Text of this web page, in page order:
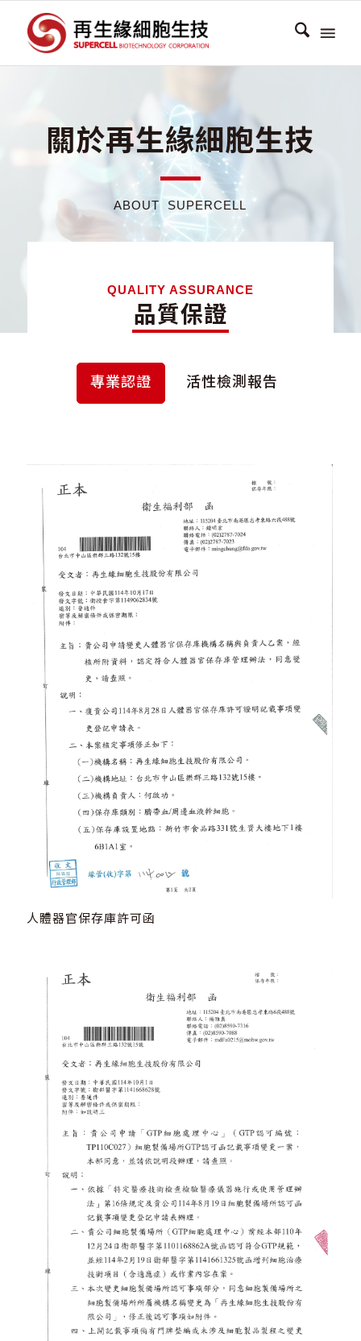
關於再生緣細胞生技
ABOUT SUPERCELL
QUALITY ASSURANCE
品質保證
專業認證 活性檢測報告
人體器官保存庫許可函